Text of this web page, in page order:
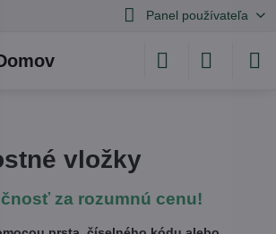
Panel používateľa
vložky
za rozumnú cenu!